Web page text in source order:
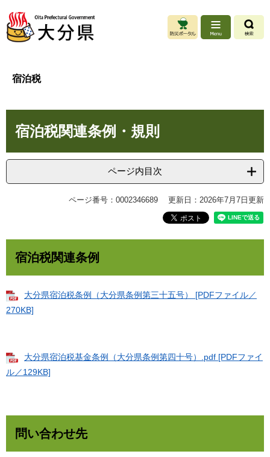
ジ
ュ
宿泊税
宿泊税関連条例・規則
ページ内目次
ページ番号：0002346689 更新日：2026年7月7日更新
宿泊税関連条例
大分県宿泊税条例（大分県条例第三十五号） [PDFファイル／
270KB]
大分県宿泊税基金条例（大分県条例第四十号）.pdf [PDFファイ
ル／129KB]
問い合わせ先